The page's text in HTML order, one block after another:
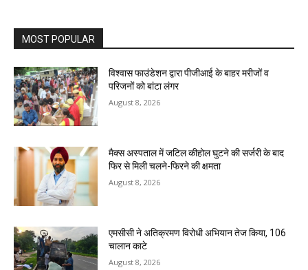
MOST POPULAR
विश्वास फाउंडेशन द्वारा पीजीआई के बाहर मरीजों व
परिजनों को बांटा लंगर
August 8, 2026
मैक्स अस्पताल में जटिल कीहोल घुटने की सर्जरी के बाद
फिर से मिली चलने-फिरने की क्षमता
August 8, 2026
एमसीसी ने अतिक्रमण विरोधी अभियान तेज किया, 106
चालान काटे
August 8, 2026